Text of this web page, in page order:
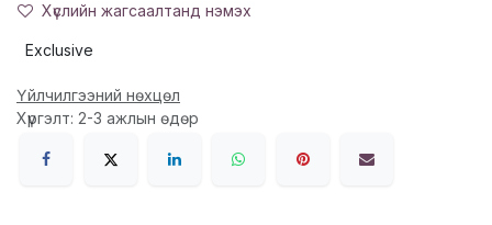
Хүслийн жагсаалтанд нэмэх
Exclusive
Үйлчилгээний нөхцөл
Хүргэлт: 2-3 ажлын өдөр